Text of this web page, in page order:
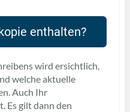
enthalten?
wird ersichtlich,
welche aktuelle
Auch Ihr
Es gilt dann den